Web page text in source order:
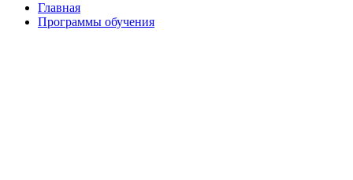
Главная
Программы обучения